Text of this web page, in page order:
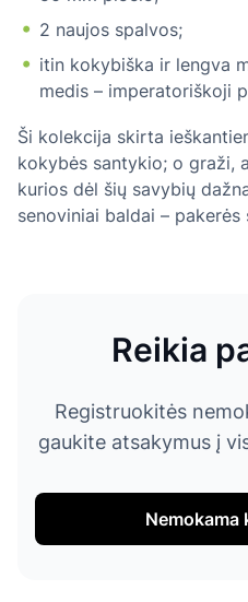
2 naujos spalvos;
itin kokybiška ir lengva
medis – imperatoriškoji
Ši kolekcija skirta
kokybės santykio; o graži,
kurios dėl šių savybių
senoviniai baldai – pakerės
Reikia
Registruokitės
gaukite atsakymus į
Nemokama